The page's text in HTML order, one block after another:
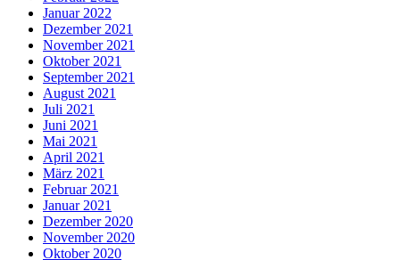
Januar 2022
Dezember 2021
November 2021
Oktober 2021
September 2021
August 2021
Juli 2021
Juni 2021
Mai 2021
April 2021
März 2021
Februar 2021
Januar 2021
Dezember 2020
November 2020
Oktober 2020